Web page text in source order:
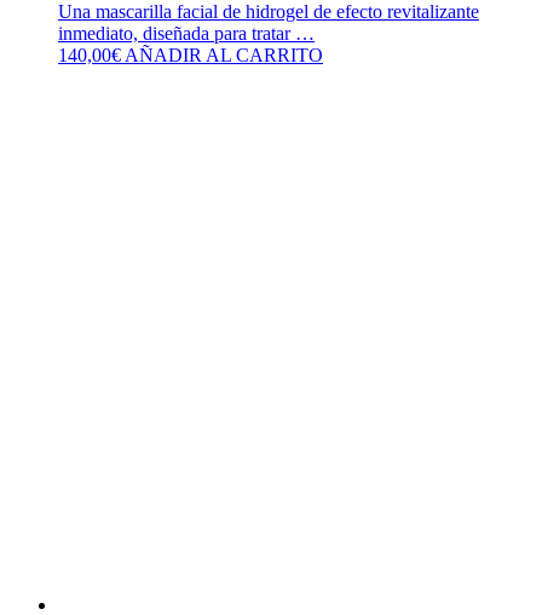
Una mascarilla facial de hidrogel de efecto revitalizante
inmediato, diseñada para tratar …
140,00€AÑADIR AL CARRITO